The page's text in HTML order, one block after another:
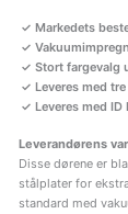
Markedets
Stort fargevalg
Leveres med
Leveres med
Leverandørens
Disse dørene er
stålplater for
standard med